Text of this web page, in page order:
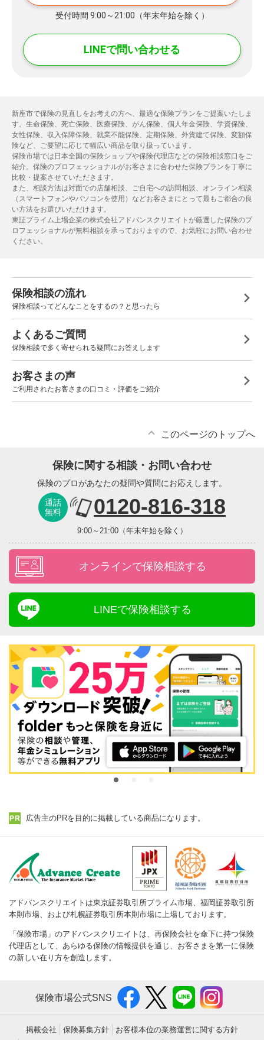
受付時間 9:00～21:00（年末年始を除く）
LINEで問い合わせる
新座市で保険の見直しをお考えの方へ、最適な保険プランをご提案いたしま
す。生命保険、死亡保険、医療保険、がん保険、個人年金保険、学資保険、
女性保険、収入保障保険、就業不能保険、定期保険、外貨建て保険、変額保
険など、ご要望に応じて幅広い商品を取り扱っています。
保険市場では日本全国の保険ショップや保険代理店などの保険相談窓口をご
紹介。保険のプロフェッショナルがお客さまに合わせた保険プランを丁寧に
比較・提案させていただきます。
また、相談方法は対面での店舗相談、ご自宅への訪問相談、オンライン相談
（スマートフォンやパソコンを使用）などお客さまにとって最もご都合の良
い方法をお選びいただけます。
東証プライム上場企業の株式会社アドバンスクリエイトが厳選した保険のプ
ロフェッショナルが無料相談を承っておりますので、お気軽にお問い合わせ
ください。
保険相談の流れ
保険相談ってどんなことをするの？と思ったら
よくあるご質問
保険相談で多く寄せられる疑問にお答えします
お客さまの声
ご利用されたお客さまの口コミ・評価をご紹介
このページのトップへ
保険に関する相談・お問い合わせ
保険のプロがあなたの疑問や質問にお応えします。
通話
無料
0120-816-318
9:00～21:00（年末年始を除く）
オンラインで保険相談する
LINEで保険相談する
広告主のPRを目的に掲載している商品になります。
アドバンスクリエイトは東京証券取引所プライム市場、福岡証券取引所
本則市場、および札幌証券取引所本則市場に上場しております。
「保険市場」のアドバンスクリエイトは、再保険会社を傘下に持つ保険
代理店として、あらゆる保険の情報提供を通じ、お客さまを第一に保険
の新しい在り方を創造します。
保険市場公式SNS
掲載会社 保険募集方針 お客様本位の業務運営に関する方針